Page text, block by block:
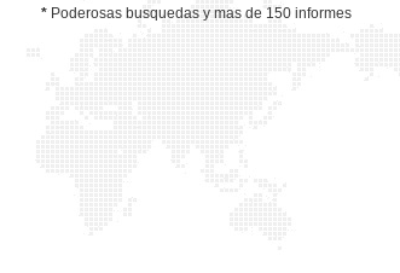
* Poderosas busquedas y mas de 150 informes